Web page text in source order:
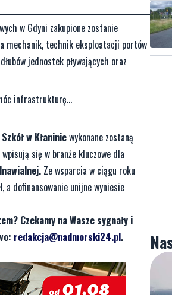
w Gdyni zakupione zostanie
mechanik, technik eksploatacji portów
jednostek pływających oraz
infrastrukturę...
w Kłaniniewykonane zostaną
się w branże kluczowe dla
Ze wsparcia w ciągu roku
dofinansowanie unijne wyniesie
Czekamy na Wasze sygnały i
redakcja@nadmorski24.pl.